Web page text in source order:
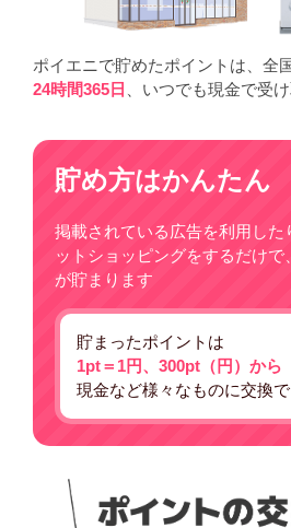
ポイエニで貯めたポイントは、全
24時間365日
、いつでも現金で受
貯め方はかんたん
掲載されている広告を利用した
ットショッピングをするだけで
が貯まります
貯まったポイントは
1pt＝1円、300pt（円）から
現金など様々なものに交換